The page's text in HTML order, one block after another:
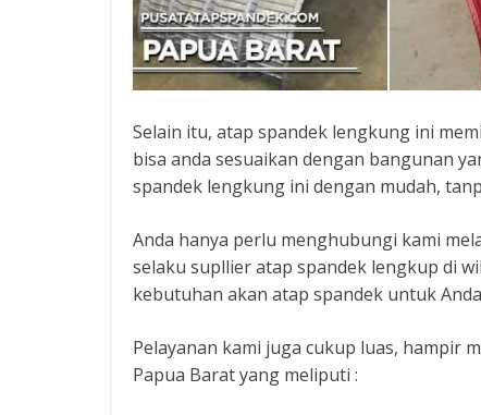
Selain itu, atap spandek lengkung ini
bisa anda sesuaikan dengan bangunan
spandek lengkung ini dengan mudah,
Anda hanya perlu menghubungi kami
selaku supllier atap spandek lengkup di
kebutuhan akan atap spandek untuk
Pelayanan kami juga cukup luas, hampir
Papua Barat yang meliputi :